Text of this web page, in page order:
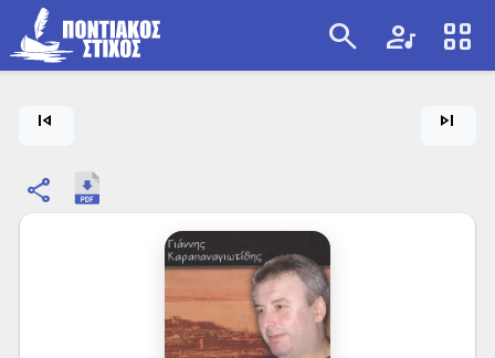
search artist view_cozy
skip_previous skip_next
share